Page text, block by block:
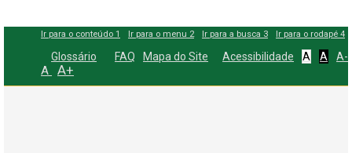
Ir para o conteúdo 1 Ir para o menu 2 Ir para a busca 3 Ir para o rodapé 4
Glossário FAQ Mapa do Site Acessibilidade A A A-
A A+